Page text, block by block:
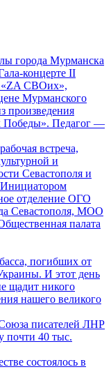
города Мурманска
концерте II
«ZA СВОих»,
Мурманского
произведения
Победы». Педагог —
встреча,
и
Севастополя и
отделение ОГО
Севастополя, МОО
палата
погибших от
И этот день
щадит никого
нашего великого
писателей ЛНР
40 тыс.
состоялось в